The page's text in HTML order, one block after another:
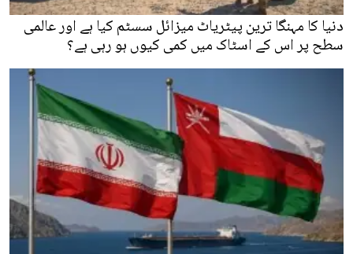
دنیا کا مہنگا ترین پیٹریاٹ میزائل سسٹم کیا ہے اور عالمی
سطح پر اس کے اسٹاک میں کمی کیوں ہو رہی ہے؟